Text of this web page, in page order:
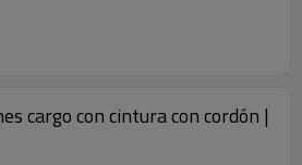
cargo con cintura con cordón |